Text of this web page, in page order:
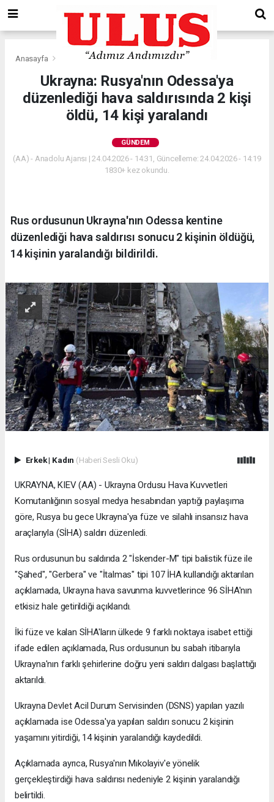
Anasayfa Gündem
Ukrayna: Rusya'nın Odessa'ya
düzenlediği hava saldırısında 2 kişi
öldü, 14 kişi yaralandı
GÜNDEM
(AA) - Anadolu Ajansı | 24.04.2026 - 14:31, Güncelleme: 24.04.2026 - 14:19
1830+ kez okundu.
Rus ordusunun Ukrayna'nın Odessa kentine
düzenlediği hava saldırısı sonucu 2 kişinin öldüğü,
14 kişinin yaralandığı bildirildi.
Erkek| Kadın (Haberi Sesli Oku)
UKRAYNA, KIEV (AA) - Ukrayna Ordusu Hava Kuvvetleri
Komutanlığının sosyal medya hesabından yaptığı paylaşıma
göre, Rusya bu gece Ukrayna'ya füze ve silahlı insansız hava
araçlarıyla (SİHA) saldırı düzenledi.
Rus ordusunun bu saldırıda 2 "İskender-M" tipi balistik füze ile
"Şahed", "Gerbera" ve "İtalmas" tipi 107 İHA kullandığı aktarılan
açıklamada, Ukrayna hava savunma kuvvetlerince 96 SİHA'nın
etkisiz hale getirildiği açıklandı.
İki füze ve kalan SİHA'ların ülkede 9 farklı noktaya isabet ettiği
ifade edilen açıklamada, Rus ordusunun bu sabah itibarıyla
Ukrayna'nın farklı şehirlerine doğru yeni saldırı dalgası başlattığı
aktarıldı.
Ukrayna Devlet Acil Durum Servisinden (DSNS) yapılan yazılı
açıklamada ise Odessa'ya yapılan saldırı sonucu 2 kişinin
yaşamını yitirdiği, 14 kişinin yaralandığı kaydedildi.
Açıklamada ayrıca, Rusya'nın Mıkolayiv'e yönelik
gerçekleştirdiği hava saldırısı nedeniyle 2 kişinin yaralandığı
belirtildi.